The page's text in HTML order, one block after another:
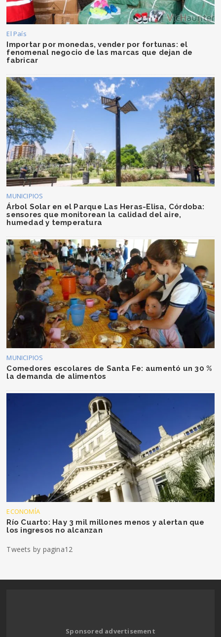
El País
Importar por monedas, vender por fortunas: el
fenomenal negocio de las marcas que dejan de
fabricar
MUNICIPIOS
Árbol Solar en el Parque Las Heras-Elisa, Córdoba:
sensores que monitorean la calidad del aire,
humedad y temperatura
MUNICIPIOS
Comedores escolares de Santa Fe: aumentó un 30 %
la demanda de alimentos
ECONOMÍA
Río Cuarto: Hay 3 mil millones menos y alertan que
los ingresos no alcanzan
Tweets by pagina12
Sponsored advertisement